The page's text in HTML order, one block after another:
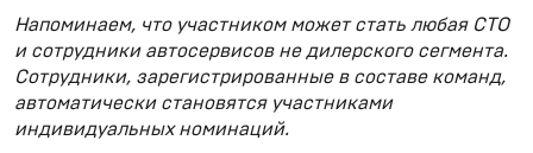
Напоминаем, что участником может стать любая СТО
и сотрудники автосервисов не дилерского сегмента.
Сотрудники, зарегистрированные в составе команд,
автоматически становятся участниками
индивидуальных номинаций.